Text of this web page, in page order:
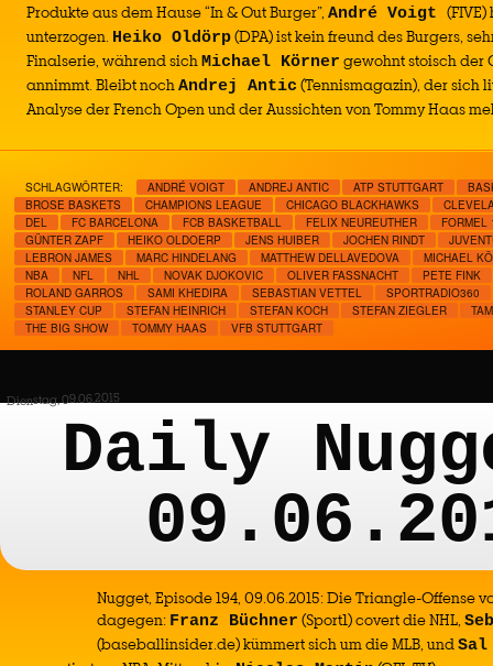
Produkte aus dem Hause “In & Out Burger”, André Voigt
unterzogen. Heiko Oldörp(DPA) ist kein freund des Burgers,
Finalserie, während sichMichael Körner gewohnt stoisch der
annimmt. Bleibt nochAndrej Antic (Tennismagazin), der sich
Analyse der French Open und der Aussichten von Tommy Haas
SCHLAGWÖRTER: ANDRÉ VOIGT ANDREJ ANTIC ATP STUTTGART
BROSE BASKETS
CHAMPIONS LEAGUE CHICAGO BLACKHAWKS
DEL
FC BARCELONA FCB BASKETBALL FELIX NEUREUTHER
FORMEL
GÜNTER ZAPF
HEIKO OLDOERP JENS HUIBER JOCHEN RINDT
LEBRON JAMES
MARC HINDELANG MATTHEW DELLAVEDOVA
MICHAEL
NBA
NFL NHL NOVAK DJOKOVIC OLIVER FASSNACHT
PETE FINK
ROLAND GARROS
SAMI KHEDIRA SEBASTIAN VETTEL
SPORTRADIO360
STANLEY CUP
STEFAN HEINRICH STEFAN KOCH STEFAN ZIEGLER
THE BIG SHOW
TOMMY HAAS VFB STUTTGART
Dienstag, 09.06.2015
Daily
Nugget, Episode 194, 09.06.2015: Die Triangle-Offense
dagegen: Franz Büchner (Sport1) covert die NHL,
(baseballinsider.de) kümmert sich um die MLB, undSal